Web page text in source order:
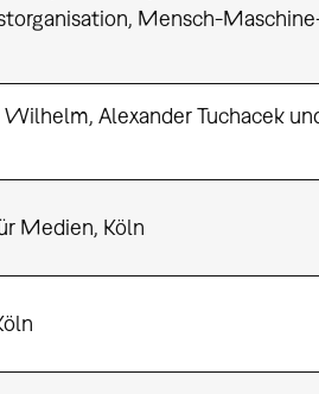
Mensch-
Alexander Tuchacek
Medien, Köln